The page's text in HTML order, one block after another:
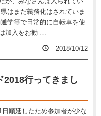
はまだ義務化はされていま
学等で日常的に自転車を使
加入をお勧 …
2018/10/12
2018行ってきまし
日順延したため参加者が少な